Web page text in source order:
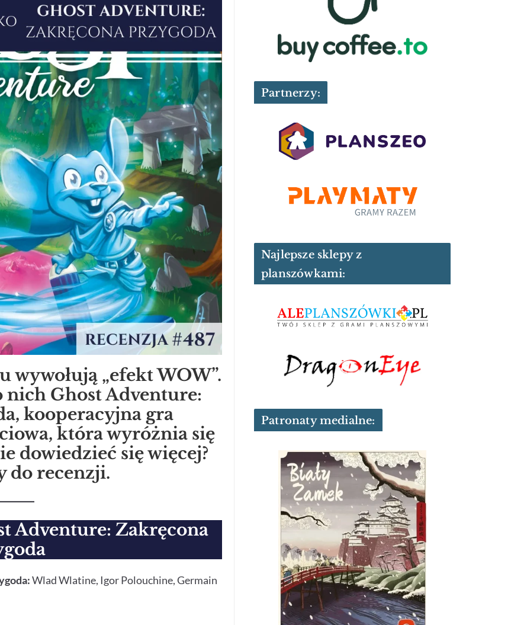
wywołują „efekt WOW”.
nich Ghost Adventure:
kooperacyjna gra
która wyróżnia się
dowiedzieć się więcej?
do recenzji.
Adventure: Zakręcona
Wlad Wlatine, Igor Polouchine, Germain
Partnerzy:
Najlepsze sklepy z
planszówkami:
Patronaty medialne: